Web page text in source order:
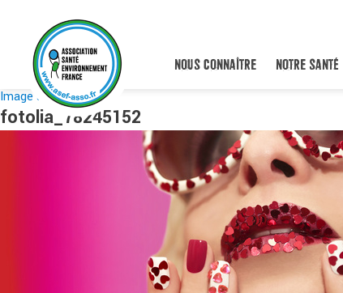
NOUS CONNAÎTRE NOTRE SANTÉ
Image suivante
fotolia_78245152